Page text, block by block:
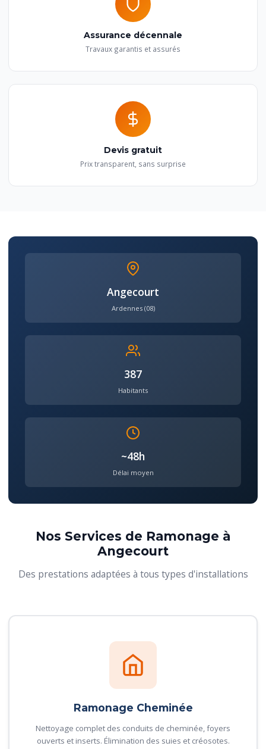
Assurance décennale
Travaux garantis et assurés
Devis gratuit
Prix transparent, sans surprise
Angecourt
Ardennes (08)
387
Habitants
~48h
Délai moyen
Nos Services de Ramonage à
Angecourt
Des prestations adaptées à tous types d'installations
Ramonage Cheminée
Nettoyage complet des conduits de cheminée, foyers
ouverts et inserts. Élimination des suies et créosotes.